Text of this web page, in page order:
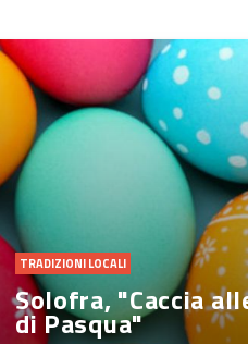
TRADIZIONI LOCALI
Solofra, "Caccia
di Pasqua"